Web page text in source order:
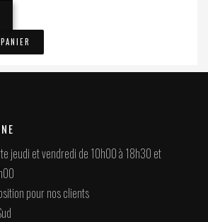
jeudi et vendredi de 10h00 à 18h30 et
pour nos clients